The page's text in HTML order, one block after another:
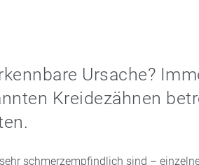
Ursache?
Kreidezähnen
schmerzempfindlich sind –